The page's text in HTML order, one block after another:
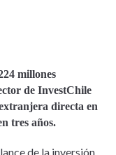
millones
de InvestChile
directa en
tres años.
de la inversión